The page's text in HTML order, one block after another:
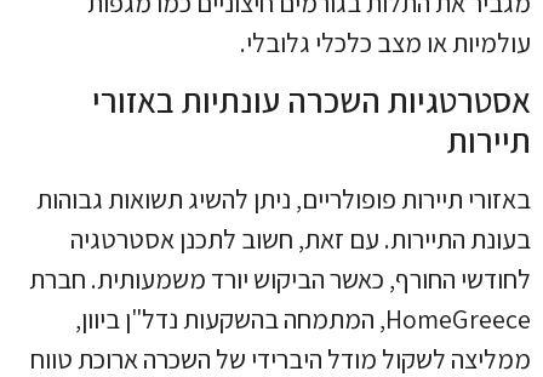
עולמיות או מצב כלכלי גלובלי.
אסטרטגיות השכרה עונתיות באזורי
תיירות
באזורי תיירות פופולריים, ניתן להשיג תשואות גבוהות
בעונת התיירות. עם זאת, חשוב לתכנן אסטרטגיה
לחודשי החורף, כאשר הביקוש יורד משמעותית. חברת
HomeGreece, המתמחה בהשקעות נדל"ן ביוון,
ממליצה לשקול מודל היברידי של השכרה ארוכת טווח